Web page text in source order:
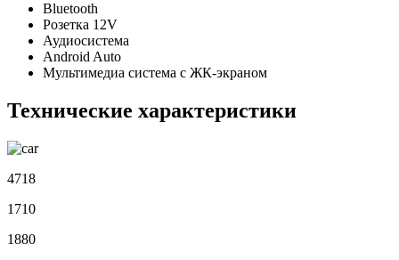
Bluetooth
Розетка 12V
Аудиосистема
Android Auto
Мультимедиа система с ЖК-экраном
Технические характеристики
4718
1710
1880